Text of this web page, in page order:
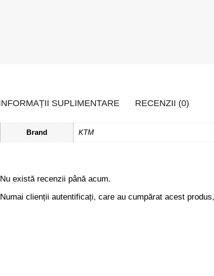
SUPLIMENTARE RECENZII (0)
Brand KTM
Nu există recenzii până acum.
Numai clienții autentificați, care au cumpărat acest